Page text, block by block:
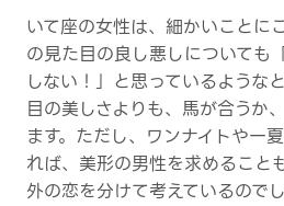
いて座の女性は、細かいことに
の見た目の良し悪しについても
しない！」と思っているような
目の美しさよりも、馬が合うか
ます。ただし、ワンナイトや一
れば、美形の男性を求めること
外の恋を分けて考えているのでし